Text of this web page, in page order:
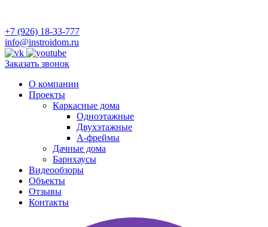
+7 (926) 18-33-777
info@instroidom.ru
Заказать звонок
О компании
Проекты
Каркасные дома
Одноэтажные
Двухэтажные
А-фреймы
Дачные дома
Барнхаусы
Видеообзоры
Объекты
Отзывы
Контакты